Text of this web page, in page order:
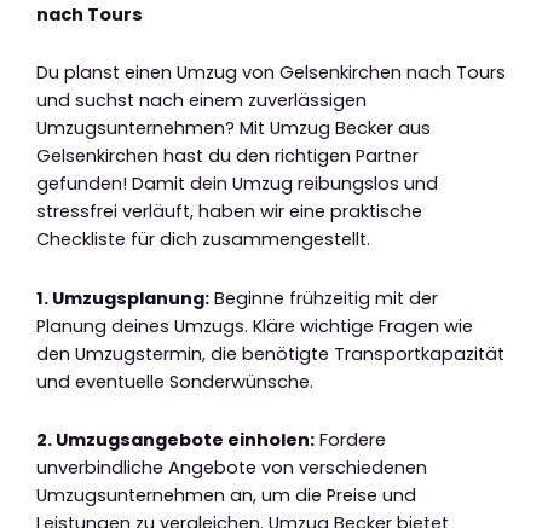
nach Tours
Du planst einen Umzug von Gelsenkirchen nach Tours
und suchst nach einem zuverlässigen
Umzugsunternehmen? Mit Umzug Becker aus
Gelsenkirchen hast du den richtigen Partner
gefunden! Damit dein Umzug reibungslos und
stressfrei verläuft, haben wir eine praktische
Checkliste für dich zusammengestellt.
1. Umzugsplanung: Beginne frühzeitig mit der
Planung deines Umzugs. Kläre wichtige Fragen wie
den Umzugstermin, die benötigte Transportkapazität
und eventuelle Sonderwünsche.
2. Umzugsangebote einholen: Fordere
unverbindliche Angebote von verschiedenen
Umzugsunternehmen an, um die Preise und